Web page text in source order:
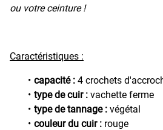
ou votre ceinture !
Caractéristiques :
capacité : 4 crochets
type de cuir : vachette ferme
type de tannage : végétal
couleur du cuir : rouge